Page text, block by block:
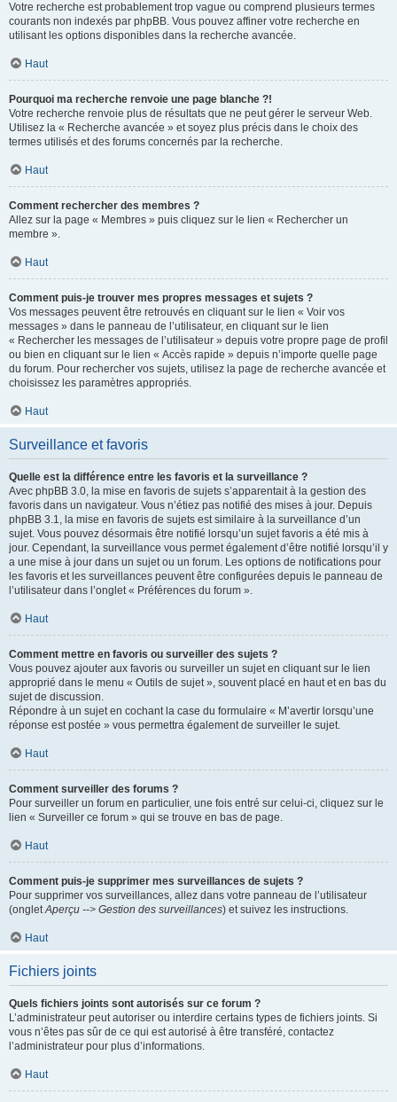
Votre recherche est probablement trop vague ou comprend plusieurs termes
courants non indexés par phpBB. Vous pouvez affiner votre recherche en
utilisant les options disponibles dans la recherche avancée.
Haut
Pourquoi ma recherche renvoie une page blanche ?!
Votre recherche renvoie plus de résultats que ne peut gérer le serveur Web.
Utilisez la « Recherche avancée » et soyez plus précis dans le choix des
termes utilisés et des forums concernés par la recherche.
Haut
Comment rechercher des membres ?
Allez sur la page « Membres » puis cliquez sur le lien « Rechercher un
membre ».
Haut
Comment puis-je trouver mes propres messages et sujets ?
Vos messages peuvent être retrouvés en cliquant sur le lien « Voir vos
messages » dans le panneau de l’utilisateur, en cliquant sur le lien
« Rechercher les messages de l’utilisateur » depuis votre propre page de profil
ou bien en cliquant sur le lien « Accès rapide » depuis n’importe quelle page
du forum. Pour rechercher vos sujets, utilisez la page de recherche avancée et
choisissez les paramètres appropriés.
Haut
Surveillance et favoris
Quelle est la différence entre les favoris et la surveillance ?
Avec phpBB 3.0, la mise en favoris de sujets s’apparentait à la gestion des
favoris dans un navigateur. Vous n’étiez pas notifié des mises à jour. Depuis
phpBB 3.1, la mise en favoris de sujets est similaire à la surveillance d’un
sujet. Vous pouvez désormais être notifié lorsqu’un sujet favoris a été mis à
jour. Cependant, la surveillance vous permet également d’être notifié lorsqu’il y
a une mise à jour dans un sujet ou un forum. Les options de notifications pour
les favoris et les surveillances peuvent être configurées depuis le panneau de
l’utilisateur dans l’onglet « Préférences du forum ».
Haut
Comment mettre en favoris ou surveiller des sujets ?
Vous pouvez ajouter aux favoris ou surveiller un sujet en cliquant sur le lien
approprié dans le menu « Outils de sujet », souvent placé en haut et en bas du
sujet de discussion.
Répondre à un sujet en cochant la case du formulaire « M’avertir lorsqu’une
réponse est postée » vous permettra également de surveiller le sujet.
Haut
Comment surveiller des forums ?
Pour surveiller un forum en particulier, une fois entré sur celui-ci, cliquez sur le
lien « Surveiller ce forum » qui se trouve en bas de page.
Haut
Comment puis-je supprimer mes surveillances de sujets ?
Pour supprimer vos surveillances, allez dans votre panneau de l’utilisateur
(ongletAperçu --> Gestion des surveillances) et suivez les instructions.
Haut
Fichiers joints
Quels fichiers joints sont autorisés sur ce forum ?
L’administrateur peut autoriser ou interdire certains types de fichiers joints. Si
vous n’êtes pas sûr de ce qui est autorisé à être transféré, contactez
l’administrateur pour plus d’informations.
Haut